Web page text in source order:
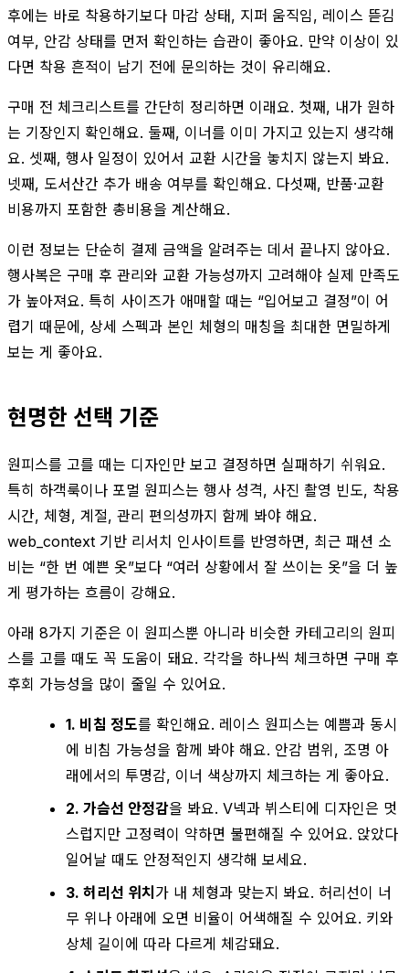
후에는 바로 착용하기보다 마감 상태, 지퍼 움직임, 레이스 뜯김
여부, 안감 상태를 먼저 확인하는 습관이 좋아요. 만약 이상이 있
다면 착용 흔적이 남기 전에 문의하는 것이 유리해요.
구매 전 체크리스트를 간단히 정리하면 이래요. 첫째, 내가 원하
는 기장인지 확인해요. 둘째, 이너를 이미 가지고 있는지 생각해
요. 셋째, 행사 일정이 있어서 교환 시간을 놓치지 않는지 봐요.
넷째, 도서산간 추가 배송 여부를 확인해요. 다섯째, 반품·교환
비용까지 포함한 총비용을 계산해요.
이런 정보는 단순히 결제 금액을 알려주는 데서 끝나지 않아요.
행사복은 구매 후 관리와 교환 가능성까지 고려해야 실제 만족도
가 높아져요. 특히 사이즈가 애매할 때는 “입어보고 결정”이 어
렵기 때문에, 상세 스펙과 본인 체형의 매칭을 최대한 면밀하게
보는 게 좋아요.
현명한 선택 기준
원피스를 고를 때는 디자인만 보고 결정하면 실패하기 쉬워요.
특히 하객룩이나 포멀 원피스는 행사 성격, 사진 촬영 빈도, 착용
시간, 체형, 계절, 관리 편의성까지 함께 봐야 해요.
web_context 기반 리서치 인사이트를 반영하면, 최근 패션 소
비는 “한 번 예쁜 옷”보다 “여러 상황에서 잘 쓰이는 옷”을 더 높
게 평가하는 흐름이 강해요.
아래 8가지 기준은 이 원피스뿐 아니라 비슷한 카테고리의 원피
스를 고를 때도 꼭 도움이 돼요. 각각을 하나씩 체크하면 구매 후
후회 가능성을 많이 줄일 수 있어요.
1. 비침 정도를 확인해요. 레이스 원피스는 예쁨과 동시
에 비침 가능성을 함께 봐야 해요. 안감 범위, 조명 아
래에서의 투명감, 이너 색상까지 체크하는 게 좋아요.
2. 가슴선 안정감을 봐요. V넥과 뷔스티에 디자인은 멋
스럽지만 고정력이 약하면 불편해질 수 있어요. 앉았다
일어날 때도 안정적인지 생각해 보세요.
3. 허리선 위치가 내 체형과 맞는지 봐요. 허리선이 너
무 위나 아래에 오면 비율이 어색해질 수 있어요. 키와
상체 길이에 따라 다르게 체감돼요.